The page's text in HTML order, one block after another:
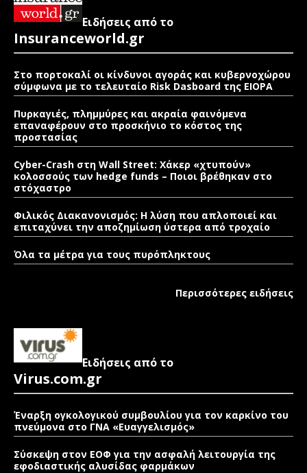
Ειδήσεις από το
Insuranceworld.gr
Στο πορτοκαλί οι κίνδυνοι αγοράς και κυβερνοχώρου
σύμφωνα με το τελευταίο Risk Dasboard της EIOPA
Πυρκαγιές, πλημμύρες και ακραία φαινόμενα
επαναφέρουν στο προσκήνιο το κόστος της
προστασίας
Cyber-Crash στη Wall Street: Χάκερ «χτυπούν»
κολοσσούς των hedge funds – Ποιοι βρέθηκαν στο
στόχαστρο
Φιλικός Διακανονισμός: Η λύση που απλοποιεί και
επιταχύνει την αποζημίωση ύστερα από τροχαίο
Όλα τα μέτρα για τους πυρόπληκτους
Περισσότερες ειδήσεις
Ειδήσεις από το
Virus.com.gr
Έναρξη ογκολογικού συμβουλίου για τον καρκίνο του
πνεύμονα στο ΓΝΑ «Ευαγγελισμός»
Σύσκεψη στον ΕΟΦ για την ασφαλή λειτουργία της
εφοδιαστικής αλυσίδας φαρμάκων